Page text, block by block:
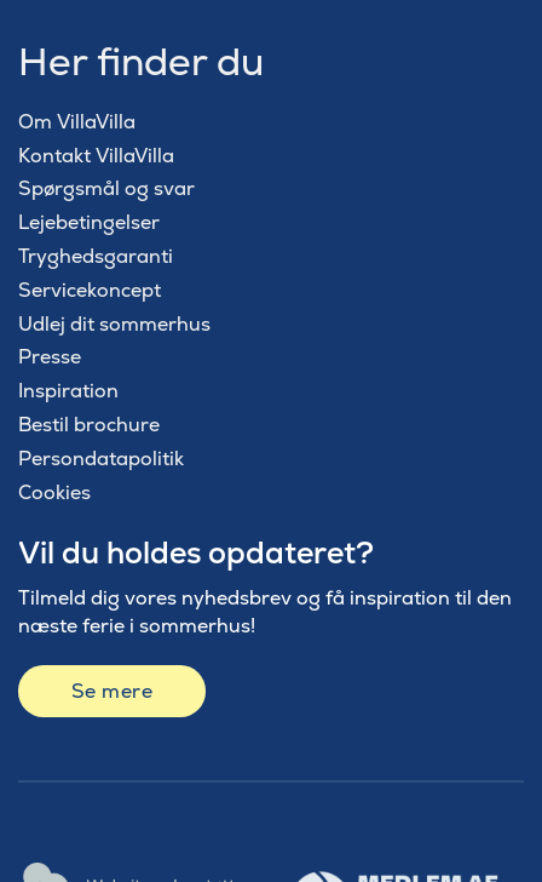
Her finder du
Om VillaVilla
Kontakt VillaVilla
Spørgsmål og svar
Lejebetingelser
Tryghedsgaranti
Servicekoncept
Udlej dit sommerhus
Presse
Inspiration
Bestil brochure
Persondatapolitik
Cookies
Vil du holdes opdateret?
Tilmeld dig vores nyhedsbrev og få inspiration til den
næste ferie i sommerhus!
Se mere